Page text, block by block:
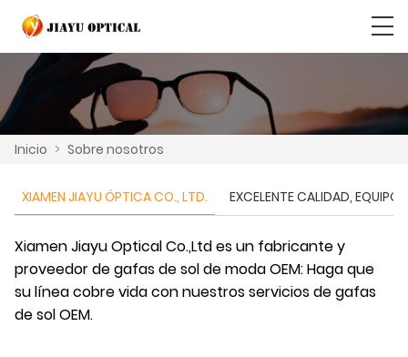
Inicio > Sobre nosotros
XIAMEN JIAYU ÓPTICA CO., LTD. EXCELENTE CALIDAD, EQUIPO
Xiamen Jiayu Optical Co.,Ltd es un fabricante y
proveedor de gafas de sol de moda OEM: Haga que
su línea cobre vida con nuestros servicios de gafas
de sol OEM.